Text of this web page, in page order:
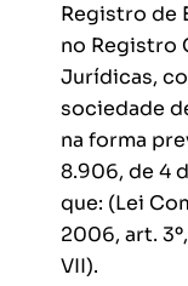
Registro de
no Registro
Jurídicas,
sociedade
na forma
8.906, de 4
que: (Lei
2006, art.
VII).